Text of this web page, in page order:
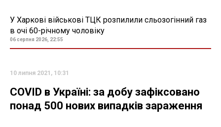
У Харкові військові ТЦК розпилили сльозогінний газ
в очі 60-річному чоловіку
06 серпня 2026, 22:55
10 липня 2021, 10:31
COVID в Україні: за добу зафіксовано
понад 500 нових випадків зараження